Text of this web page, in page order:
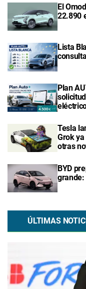
El
22.890
Lista
Plan
Tesla
Grok
otras
BYD
grande:
ÚLTIMAS